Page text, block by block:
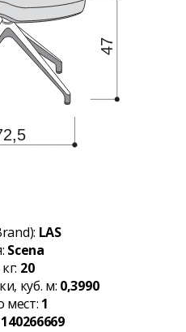
LAS
Scena
20
куб. м: 0,3990
мест: 1
140266669